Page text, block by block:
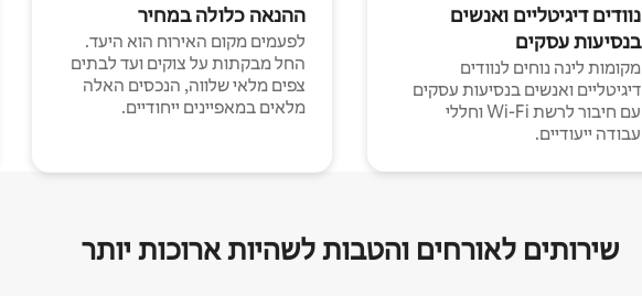
נוודים דיגיטליים ואנשים
בנסיעות עסקים
מקומות לינה נוחים לנוודים
דיגיטליים ואנשים בנסיעות עסקים
עם חיבור לרשת Wi-Fi וחללי
עבודה ייעודיים.
ההנאה כלולה במחיר
לפעמים מקום האירוח הוא היעד.
החל מבקתות על צוקים ועד לבתים
צפים מלאי שלווה, הנכסים האלה
מלאים במאפיינים ייחודיים.
שירותים לאורחים והטבות לשהיות ארוכות יותר